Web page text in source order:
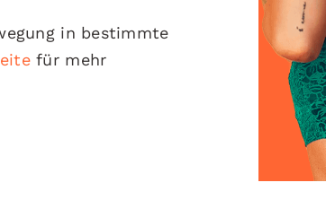
in bestimmte
für mehr